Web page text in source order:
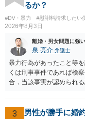
るか？
#DV・暴力 #慰謝料請求したい
2026年8月3日
離婚・男女問題に強
泉 亮介 弁護士
暴力行為があったこと等
くは刑事事件であれば検
合，当該事実が認められ
3
男性が勝手に婚